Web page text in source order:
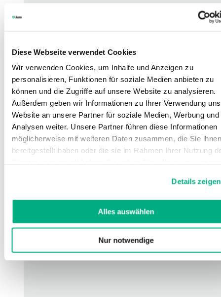
Diese Webseite verwendet Cookies
Wir verwenden Cookies, um Inhalte und Anzeigen zu
personalisieren, Funktionen für soziale Medien anbieten zu
können und die Zugriffe auf unsere Website zu analysieren.
Außerdem geben wir Informationen zu Ihrer Verwendung
Website an unsere Partner für soziale Medien, Werbung und
Analysen weiter. Unsere Partner führen diese Informationen
möglicherweise mit weiteren Daten zusammen, die Sie ihnen
bereitgestellt haben oder die sie im Rahmen Ihrer Nutzung
unsererDatenschutzerklärungundImpressum.
Details zeigen
Alles auswählen
Nur notwendige